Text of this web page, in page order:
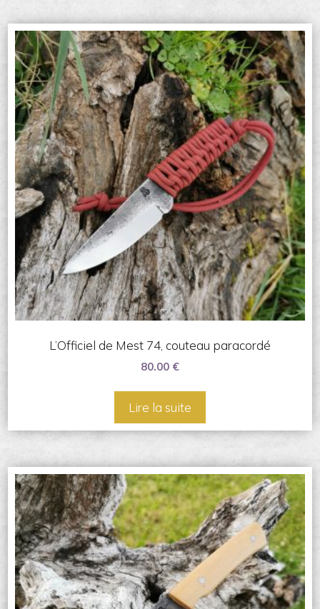
L’Officiel de Mest 74, couteau paracordé
80.00 €
Lire la suite